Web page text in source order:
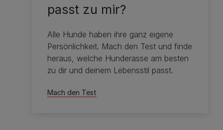
passt zu mir?
Alle Hunde haben ihre ganz eigene
Persönlichkeit. Mach den Test und finde
heraus, welche Hunderasse am besten
zu dir und deinem Lebensstil passt.
Mach den Test